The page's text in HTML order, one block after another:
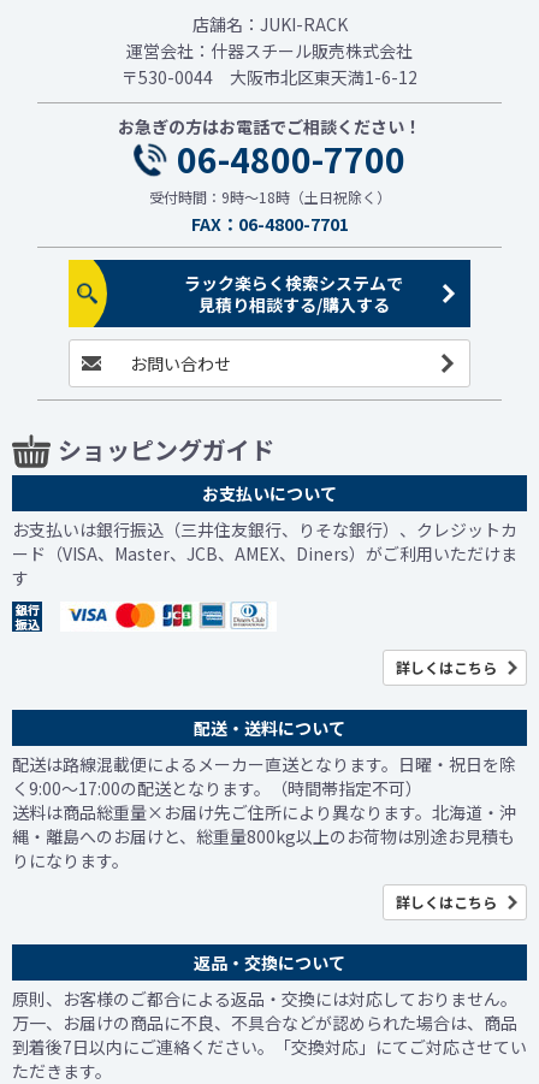
店舗名：JUKI-RACK
運営会社：什器スチール販売株式会社
〒530-0044 大阪市北区東天満1-6-12
お急ぎの方はお電話でご相談ください！
06-4800-7700
受付時間：9時～18時（土日祝除く）
FAX：06-4800-7701
ラック楽らく検索システムで
見積り相談する/購入する
お問い合わせ
ショッピングガイド
お支払いについて
お支払いは銀行振込（三井住友銀行、りそな銀行）、クレジットカ
ード（VISA、Master、JCB、AMEX、Diners）がご利用いただけま
す
詳しくはこちら
配送・送料について
配送は路線混載便によるメーカー直送となります。日曜・祝日を除
く9:00～17:00の配送となります。（時間帯指定不可）
送料は商品総重量×お届け先ご住所により異なります。北海道・沖
縄・離島へのお届けと、総重量800kg以上のお荷物は別途お見積も
りになります。
詳しくはこちら
返品・交換について
原則、お客様のご都合による返品・交換には対応しておりません。
万一、お届けの商品に不良、不具合などが認められた場合は、商品
到着後7日以内にご連絡ください。「交換対応」にてご対応させてい
ただきます。